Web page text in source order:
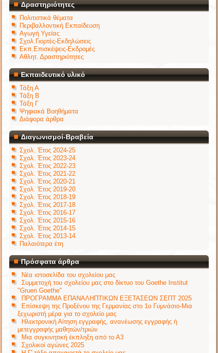
Δραστηριότητες
Πολιτιστικά θέματα
Περιβαλλοντική Εκπαίδευση
Αγωγή Υγείας
Σχολ.Γιορτές-Εκδηλώσεις
Εκπ.Επισκέψεις-Εκδρομές
Αθλητ. Δραστηριότητες
Εκπαιδευτικό υλικό
Τάξη Α
Τάξη Β
Τάξη Γ
Ψηφιακά Βοηθήματα
Διάφορα άρθρα
Διαγωνισμοί-Βραβεία
Σχολ. Έτος 2024-25
Σχολ. Έτος 2023-24
Σχολ. Έτος 2022-23
Σχολ. Έτος 2021-22
Σχολ. Έτος 2020-21
Σχολ. Έτος 2019-20
Σχολ. Έτος 2018-19
Σχολ. Έτος 2017-18
Σχολ. Έτος 2016-17
Σχολ. Έτος 2015-16
Σχολ. Έτος 2014-15
Σχολ. Έτος 2013-14
Παλαιότερα έτη
Πρόσφατα άρθρα
Νέα ιστοσελίδα του σχολείου μας
Συμμετοχή του σχολείου μας στο δίκτυο του Goethe Institut
"Gruen Goethe"
ΠΡΟΓΡΑΜΜΑ ΕΠΑΝΑΛΗΠΤΙΚΩΝ ΕΞΕΤΑΣΕΩΝ ΣΕΠΤ 2025
Επίσκεψη της Προξένου της Γερμανίας στο 1ο Γυμνάσιο-Μια
ξεχωριστή μέρα για το σχολείο μας
Ηλεκτρονική Αίτηση εγγραφής, ανανέωσης εγγραφής ή
μετεγγραφής μαθητών/τριών
Μια συγκινητική έκπληξη από το Α3
Σχολικοί αγώνες 2025